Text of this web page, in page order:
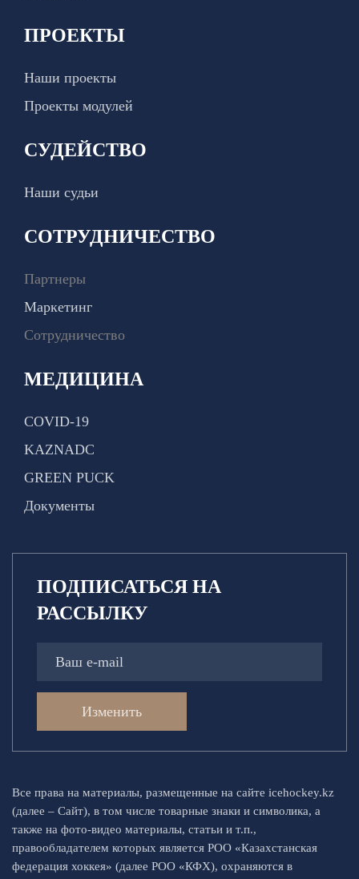
ПРОЕКТЫ
Наши проекты
Проекты модулей
СУДЕЙСТВО
Наши судьи
СОТРУДНИЧЕСТВО
Партнеры
Маркетинг
Сотрудничество
МЕДИЦИНА
COVID-19
KAZNADC
GREEN PUCK
Документы
ПОДПИСАТЬСЯ НА
РАССЫЛКУ
Изменить
Все права на материалы, размещенные на сайте icehockey.kz
(далее – Сайт), в том числе товарные знаки и символика, а
также на фото-видео материалы, статьи и т.п.,
правообладателем которых является РОО «Казахстанская
федерация хоккея» (далее РОО «КФХ), охраняются в